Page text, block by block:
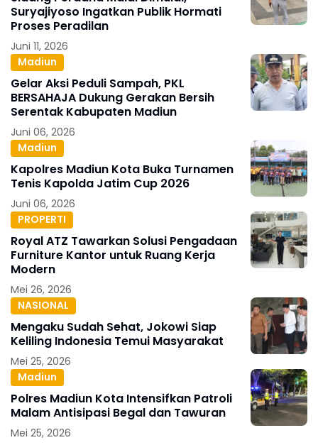
Suryajiyoso Ingatkan Publik Hormati
Proses Peradilan
Juni 11, 2026
Madiun
Gelar Aksi Peduli Sampah, PKL
BERSAHAJA Dukung Gerakan Bersih
Serentak Kabupaten Madiun
Juni 06, 2026
Madiun
Kapolres Madiun Kota Buka Turnamen
Tenis Kapolda Jatim Cup 2026
Juni 06, 2026
PROPERTI
Royal ATZ Tawarkan Solusi Pengadaan
Furniture Kantor untuk Ruang Kerja
Modern
Mei 26, 2026
NASIONAL
Mengaku Sudah Sehat, Jokowi Siap
Keliling Indonesia Temui Masyarakat
Mei 25, 2026
Madiun
Polres Madiun Kota Intensifkan Patroli
Malam Antisipasi Begal dan Tawuran
Mei 25, 2026